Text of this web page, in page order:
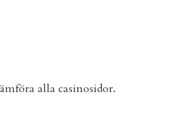
alla casinosidor.